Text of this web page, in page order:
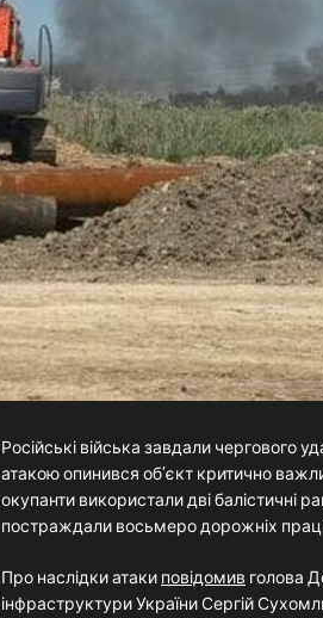
Російські війська завдали чергового
атакою опинився об’єкт критично
окупанти використали дві балістичні
постраждали восьмеро дорожніх
Про наслідки атаки повідомив голова
інфраструктури України Сергій